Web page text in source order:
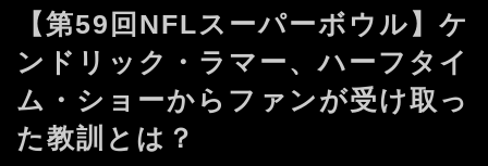
【第59回NFLスーパーボウル】ケ
ンドリック・ラマー、ハーフタイ
ム・ショーからファンが受け取っ
た教訓とは？